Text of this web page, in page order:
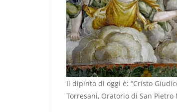
Il dipinto di oggi è: “Cristo
Torresani, Oratorio di San Pietro